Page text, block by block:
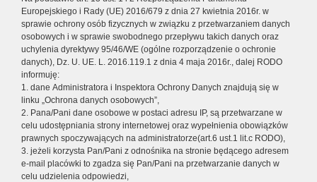
Europejskiego i Rady (UE) 2016/679 z dnia 27 kwietnia 2016r. w
sprawie ochrony osób fizycznych w związku z przetwarzaniem danych
osobowych i w sprawie swobodnego przepływu takich danych oraz
uchylenia dyrektywy 95/46/WE (ogólne rozporządzenie o ochronie
danych), Dz. U. UE. L. 2016.119.1 z dnia 4 maja 2016r., dalej RODO
informuję:
1. dane Administratora i Inspektora Ochrony Danych znajdują się w
linku „Ochrona danych osobowych”,
2. Pana/Pani dane osobowe w postaci adresu IP, są przetwarzane w
celu udostępniania strony internetowej oraz wypełnienia obowiązków
prawnych spoczywających na administratorze(art.6 ust.1 lit.c RODO),
3. jeżeli korzysta Pan/Pani z odnośnika na stronie będącego adresem
e-mail placówki to zgadza się Pan/Pani na przetwarzanie danych w
celu udzielenia odpowiedzi,